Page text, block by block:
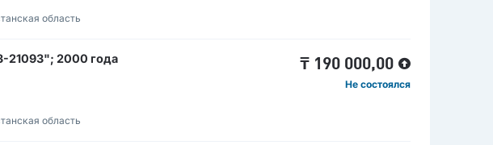
область
2000 года
область
₸ 190 000,00
Не состоялся